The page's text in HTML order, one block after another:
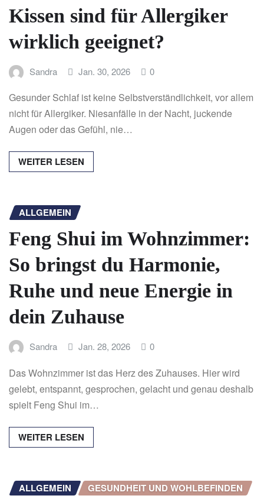
Kissen sind für Allergiker
wirklich geeignet?
Sandra Jan. 30, 2026 0
Gesunder Schlaf ist keine Selbstverständlichkeit, vor allem
nicht für Allergiker. Niesanfälle in der Nacht, juckende
Augen oder das Gefühl, nie…
WEITER LESEN
ALLGEMEIN
Feng Shui im Wohnzimmer:
So bringst du Harmonie,
Ruhe und neue Energie in
dein Zuhause
Sandra Jan. 28, 2026 0
Das Wohnzimmer ist das Herz des Zuhauses. Hier wird
gelebt, entspannt, gesprochen, gelacht und genau deshalb
spielt Feng Shui im…
WEITER LESEN
ALLGEMEIN GESUNDHEIT UND WOHLBEFINDEN